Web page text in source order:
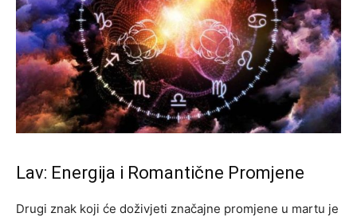
Lav: Energija i Romantične Promjene
Drugi znak koji će doživjeti značajne promjene u martu je